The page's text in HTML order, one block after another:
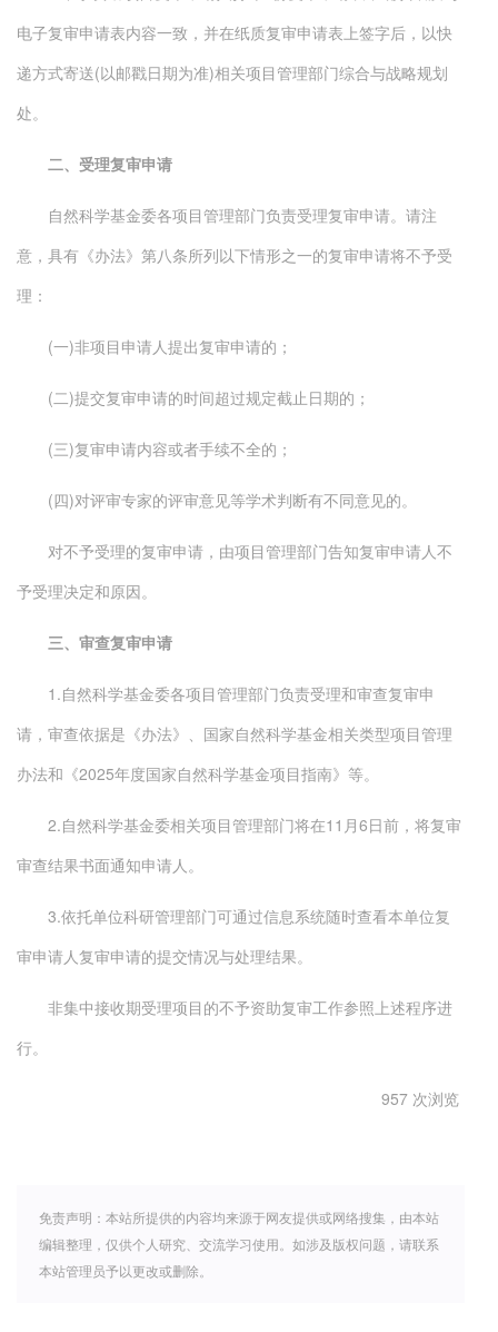
电子复审申请表内容一致，并在纸质复审申请表上签字后，以快
递方式寄送(以邮戳日期为准)相关项目管理部门综合与战略规划
处。
二、受理复审申请
自然科学基金委各项目管理部门负责受理复审申请。请注
意，具有《办法》第八条所列以下情形之一的复审申请将不予受
理：
(一)非项目申请人提出复审申请的；
(二)提交复审申请的时间超过规定截止日期的；
(三)复审申请内容或者手续不全的；
(四)对评审专家的评审意见等学术判断有不同意见的。
对不予受理的复审申请，由项目管理部门告知复审申请人不
予受理决定和原因。
三、审查复审申请
1.自然科学基金委各项目管理部门负责受理和审查复审申
请，审查依据是《办法》、国家自然科学基金相关类型项目管理
办法和《2025年度国家自然科学基金项目指南》等。
2.自然科学基金委相关项目管理部门将在11月6日前，将复审
审查结果书面通知申请人。
3.依托单位科研管理部门可通过信息系统随时查看本单位复
审申请人复审申请的提交情况与处理结果。
非集中接收期受理项目的不予资助复审工作参照上述程序进
行。
957 次浏览
免责声明：本站所提供的内容均来源于网友提供或网络搜集，由本站
编辑整理，仅供个人研究、交流学习使用。如涉及版权问题，请联系
本站管理员予以更改或删除。